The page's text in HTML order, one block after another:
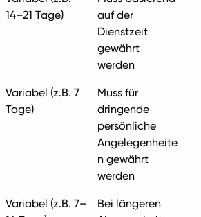
14–21 Tage)
auf der
Dienstzeit
gewährt
werden
Variabel (z.B. 7
Tage)
Muss für
dringende
persönliche
Angelegenheite
n gewährt
werden
Variabel (z.B. 7–
Bei längeren